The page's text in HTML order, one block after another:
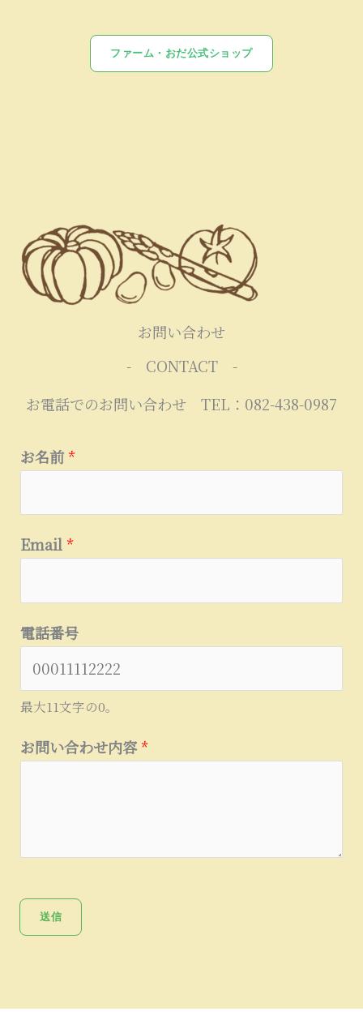
ファーム・おだ公式ショップ
お問い合わせ
- CONTACT -
お電話でのお問い合わせ TEL：082-438-0987
お名前 *
Email *
電話番号
最大11文字の0。
お問い合わせ内容 *
送信